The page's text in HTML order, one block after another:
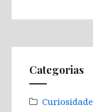
Categorias